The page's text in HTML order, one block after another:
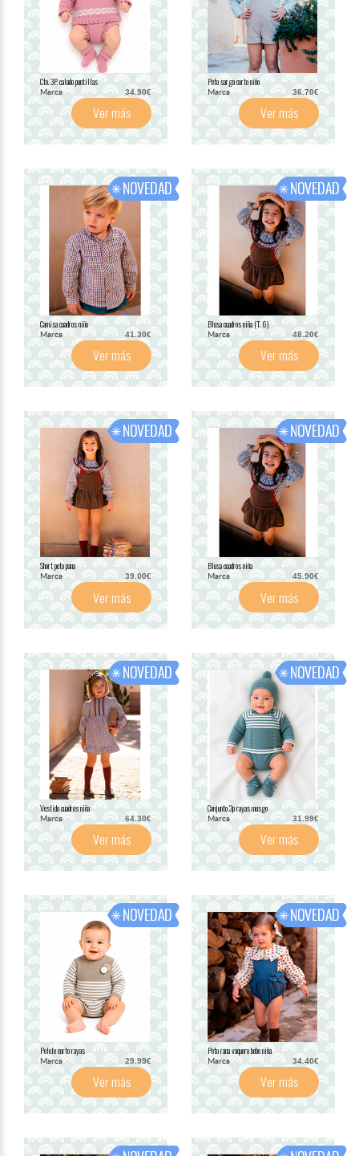
Cto. 3P. calado puntillas
Marca 34.90€
Ver más
Peto sarga corto niño
Marca 36.70€
Ver más
Camisa cuadros niño
Marca 41.30€
Ver más
Blusa cuadros niña (T. 6)
Marca 48.20€
Ver más
Short peto pana
Marca 39.00€
Ver más
Blusa cuadros niña
Marca 45.90€
Ver más
Vestido cuadros niña
Marca 64.30€
Ver más
Conjunto 3p rayas musgo
Marca 31.99€
Ver más
Pelele corto rayas
Marca 29.99€
Ver más
Peto rana vaquero bebe niña
Marca 34.40€
Ver más